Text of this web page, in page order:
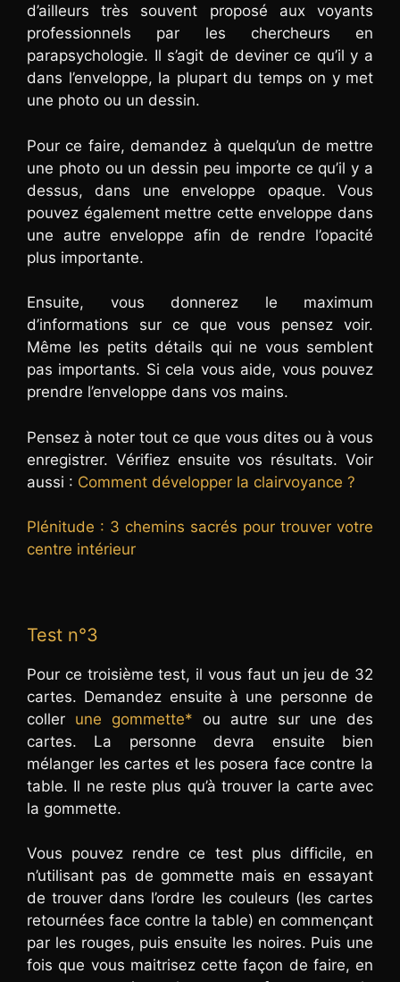
d’ailleurs très souvent proposé aux voyants
professionnels par les chercheurs en
parapsychologie. Il s’agit de deviner ce qu’il y a
dans l’enveloppe, la plupart du temps on y met
une photo ou un dessin.
Pour ce faire, demandez à quelqu’un de mettre
une photo ou un dessin peu importe ce qu’il y a
dessus, dans une enveloppe opaque. Vous
pouvez également mettre cette enveloppe dans
une autre enveloppe afin de rendre l’opacité
plus importante.
Ensuite, vous donnerez le maximum
d’informations sur ce que vous pensez voir.
Même les petits détails qui ne vous semblent
pas importants. Si cela vous aide, vous pouvez
prendre l’enveloppe dans vos mains.
Pensez à noter tout ce que vous dites ou à vous
enregistrer. Vérifiez ensuite vos résultats. Voir
aussi : Comment développer la clairvoyance ?
Plénitude : 3 chemins sacrés pour trouver votre
centre intérieur
Test n°3
Pour ce troisième test, il vous faut un jeu de 32
cartes. Demandez ensuite à une personne de
coller une gommette* ou autre sur une des
cartes. La personne devra ensuite bien
mélanger les cartes et les posera face contre la
table. Il ne reste plus qu’à trouver la carte avec
la gommette.
Vous pouvez rendre ce test plus difficile, en
n’utilisant pas de gommette mais en essayant
de trouver dans l’ordre les couleurs (les cartes
retournées face contre la table) en commençant
par les rouges, puis ensuite les noires. Puis une
fois que vous maitrisez cette façon de faire, en